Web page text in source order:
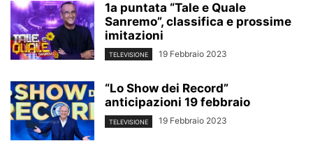
1a puntata “Tale e Quale
Sanremo”, classifica e prossime
imitazioni
TELEVISIONE 19 Febbraio 2023
“Lo Show dei Record”
anticipazioni 19 febbraio
TELEVISIONE 19 Febbraio 2023